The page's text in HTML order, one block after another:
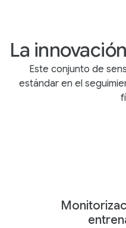
La
Este conjunto de
estándar en el